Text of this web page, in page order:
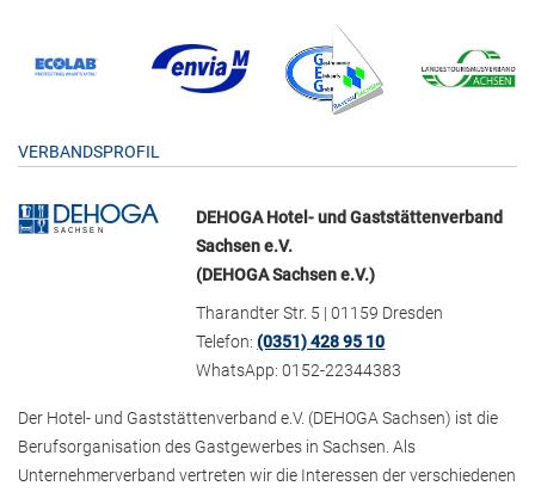
VERBANDSPROFIL
DEHOGA Hotel- und Gaststättenverband
Sachsen e.V.
(DEHOGA Sachsen e.V.)
Tharandter Str. 5 | 01159 Dresden
Telefon:(0351) 428 95 10
WhatsApp: 0152-22344383
Der Hotel- und Gaststättenverband e.V. (DEHOGA Sachsen) ist die
Berufsorganisation des Gastgewerbes in Sachsen. Als
Unternehmerverband vertreten wir die Interessen der verschiedenen